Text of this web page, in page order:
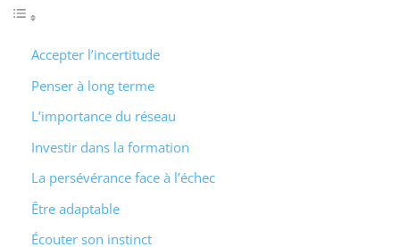
Accepter l’incertitude
Penser à long terme
L’importance du réseau
Investir dans la formation
La persévérance face à l’échec
Être adaptable
Écouter son instinct